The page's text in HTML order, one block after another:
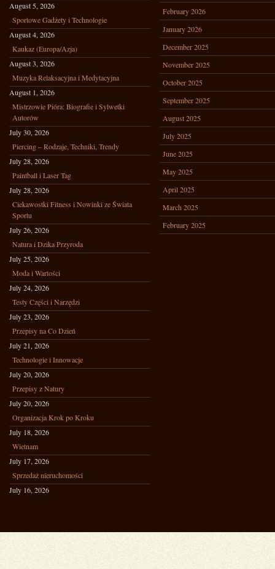
August 5, 2026
Sportowe Gadżety i Technologie
August 4, 2026
Kaukaz (Europa/Azja)
August 3, 2026
Muzyka Relaksacyjna i Medytacyjna
August 1, 2026
Mistrzowie Pióra: Biografie i Sylwetki
Autorów
July 30, 2026
Piercing – Rodzaje, Techniki, Trendy
July 28, 2026
Paintball i Laser Tag
July 28, 2026
Ciekawostki Fitness i Nowinki ze Świata
Sportu
July 26, 2026
Natura i Dzika Przyroda
July 25, 2026
Moda i Wartości
July 24, 2026
Testy Części i Narzędzi
July 23, 2026
Przepisy na Co Dzień
July 21, 2026
Technologie i Innowacje
July 20, 2026
Przepisy z Natury
July 20, 2026
Organizacja Krok po Kroku
July 18, 2026
Wietnam
July 17, 2026
Sprzedaż nieruchomości
July 16, 2026
February 2026
January 2026
December 2025
November 2025
October 2025
September 2025
August 2025
July 2025
June 2025
May 2025
April 2025
March 2025
February 2025